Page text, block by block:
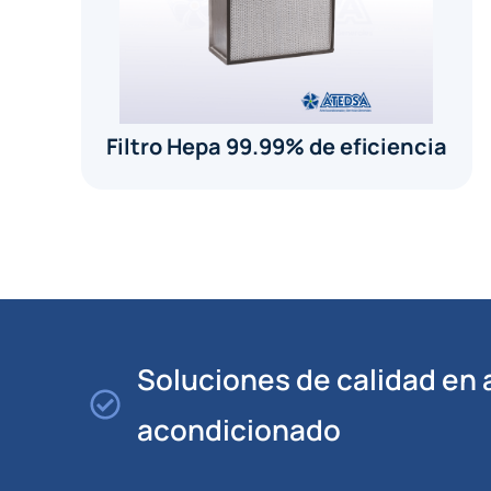
Filtro Hepa 99.99% de eficiencia
Soluciones de calidad en
acondicionado